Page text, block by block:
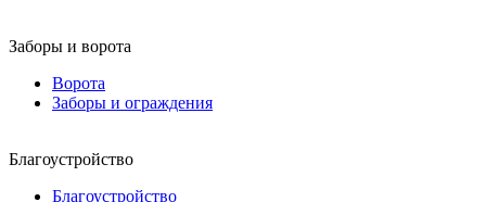
Заборы и ворота
Ворота
Заборы и ограждения
Благоустройство
Благоустройство